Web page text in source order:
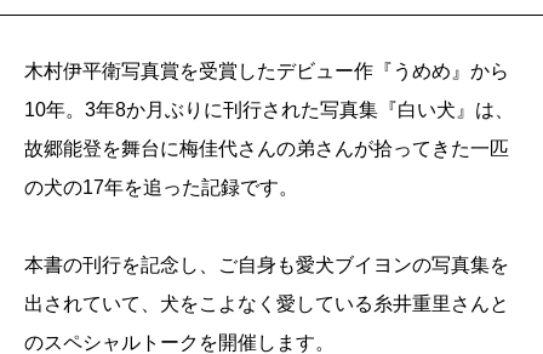
木村伊平衛写真賞を受賞したデビュー作『うめめ』から
10年。3年8か月ぶりに刊行された写真集『白い犬』は、
故郷能登を舞台に梅佳代さんの弟さんが拾ってきた一匹
の犬の17年を追った記録です。
本書の刊行を記念し、ご自身も愛犬ブイヨンの写真集を
出されていて、犬をこよなく愛している糸井重里さんと
のスペシャルトークを開催します。